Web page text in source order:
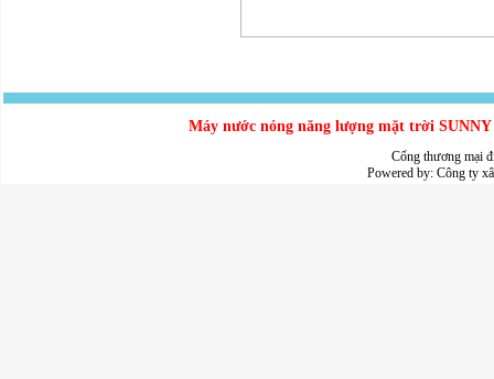
Máy nước nóng năng lượng mặt trời
Cổng thương mại
Powered by: Công ty